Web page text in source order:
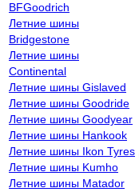
BFGoodrich
Летние шины
Bridgestone
Летние шины
Continental
Летние шины Gislaved
Летние шины Goodride
Летние шины Goodyear
Летние шины Hankook
Летние шины Ikon Tyres
Летние шины Kumho
Летние шины Matador